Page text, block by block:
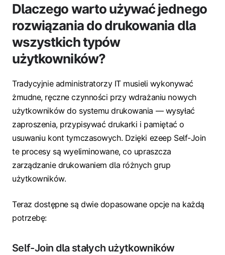
Dlaczego warto używać jednego
rozwiązania do drukowania dla
wszystkich typów
użytkowników?
Tradycyjnie administratorzy IT musieli wykonywać
żmudne, ręczne czynności przy wdrażaniu nowych
użytkowników do systemu drukowania — wysyłać
zaproszenia, przypisywać drukarki i pamiętać o
usuwaniu kont tymczasowych. Dzięki ezeep Self-Join
te procesy są wyeliminowane, co upraszcza
zarządzanie drukowaniem dla różnych grup
użytkowników.
Teraz dostępne są dwie dopasowane opcje na każdą
potrzebę:
Self-Join dla stałych użytkowników